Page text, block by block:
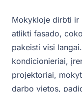
Mokykloje dirbti ir
atlikti fasado,
pakeisti visi
kondicionieriai,
projektoriai,
darbo vietos,